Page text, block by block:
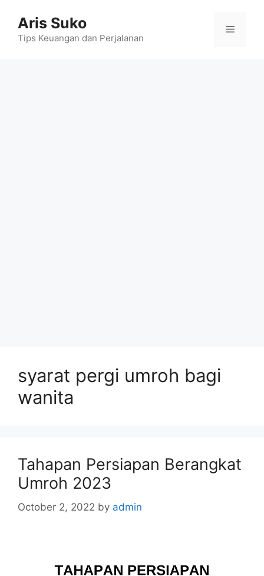
content
Aris Suko
Tips Keuangan dan Perjalanan
Menu
syarat pergi umroh bagi
wanita
Tahapan Persiapan Berangkat
Umroh 2023
October 2, 2022 by admin